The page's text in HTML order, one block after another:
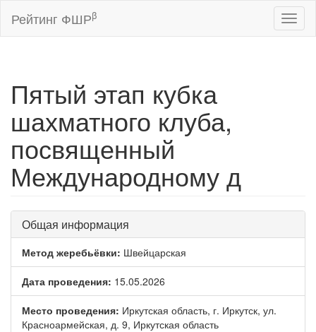
Рейтинг ФШРβ
Пятый этап кубка
шахматного клуба,
посвященный
Международному д
Общая информация
Метод жеребьёвки: Швейцарская
Дата проведения: 15.05.2026
Место проведения: Иркутская область, г. Иркутск, ул.
Красноармейская, д. 9, Иркутская область